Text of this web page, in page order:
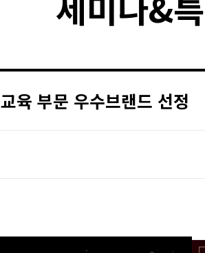
육 부문 우수브랜드 선정